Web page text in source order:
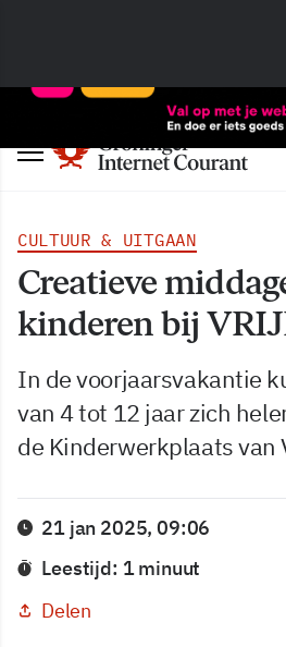
CULTUUR & UITGAAN
Creatieve
kinderen bij
In de voorjaarsvakantie
van 4 tot 12 jaar zich
de Kinderwerkplaats van
21 jan 2025, 09:06
Leestijd: 1 minuut
Delen